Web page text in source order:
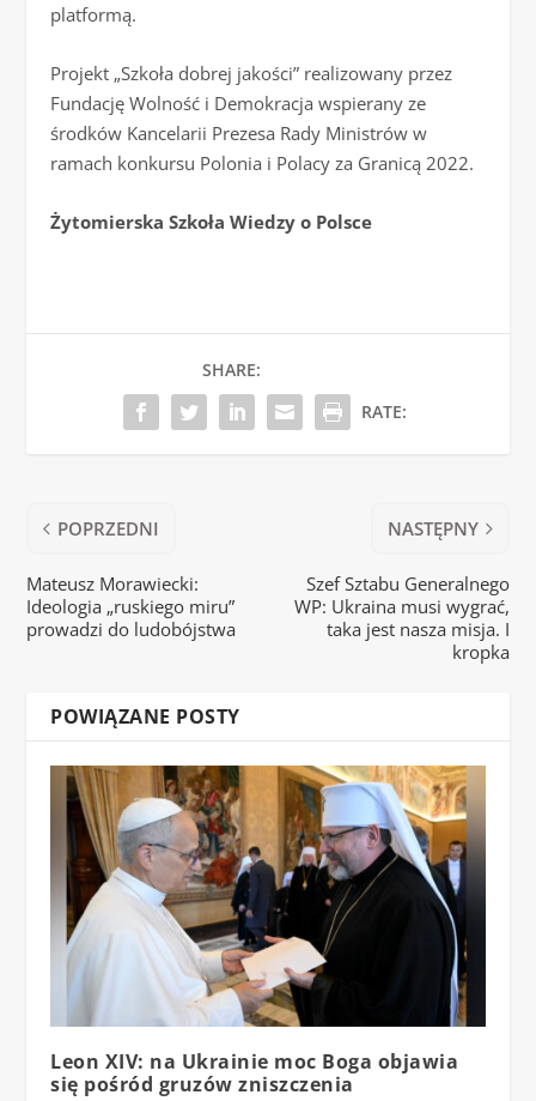
platformą.
Projekt „Szkoła dobrej jakości” realizowany przez
Fundację Wolność i Demokracja wspierany ze
środków Kancelarii Prezesa Rady Ministrów w
ramach konkursu Polonia i Polacy za Granicą 2022.
Żytomierska Szkoła Wiedzy o Polsce
SHARE:
RATE:
POPRZEDNI
Mateusz Morawiecki:
Ideologia „ruskiego miru”
prowadzi do ludobójstwa
NASTĘPNY
Szef Sztabu Generalnego
WP: Ukraina musi wygrać,
taka jest nasza misja. I
kropka
POWIĄZANE POSTY
Leon XIV: na Ukrainie moc Boga objawia
się pośród gruzów zniszczenia